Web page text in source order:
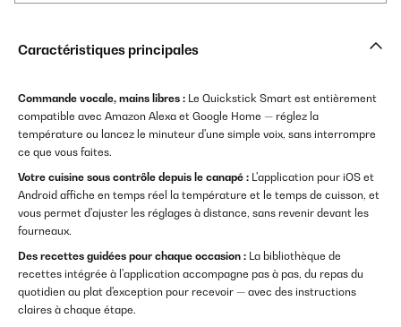
Caractéristiques principales
Commande vocale, mains libres : Le Quickstick Smart est entièrement
compatible avec Amazon Alexa et Google Home — réglez la
température ou lancez le minuteur d'une simple voix, sans interrompre
ce que vous faites.
Votre cuisine sous contrôle depuis le canapé : L'application pour iOS et
Android affiche en temps réel la température et le temps de cuisson, et
vous permet d'ajuster les réglages à distance, sans revenir devant les
fourneaux.
Des recettes guidées pour chaque occasion : La bibliothèque de
recettes intégrée à l'application accompagne pas à pas, du repas du
quotidien au plat d'exception pour recevoir — avec des instructions
claires à chaque étape.